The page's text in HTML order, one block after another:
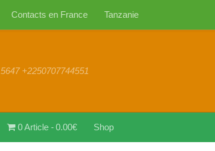
Contacts en France Tanzanie
+2250707744551
0 Article 0.00€ Shop